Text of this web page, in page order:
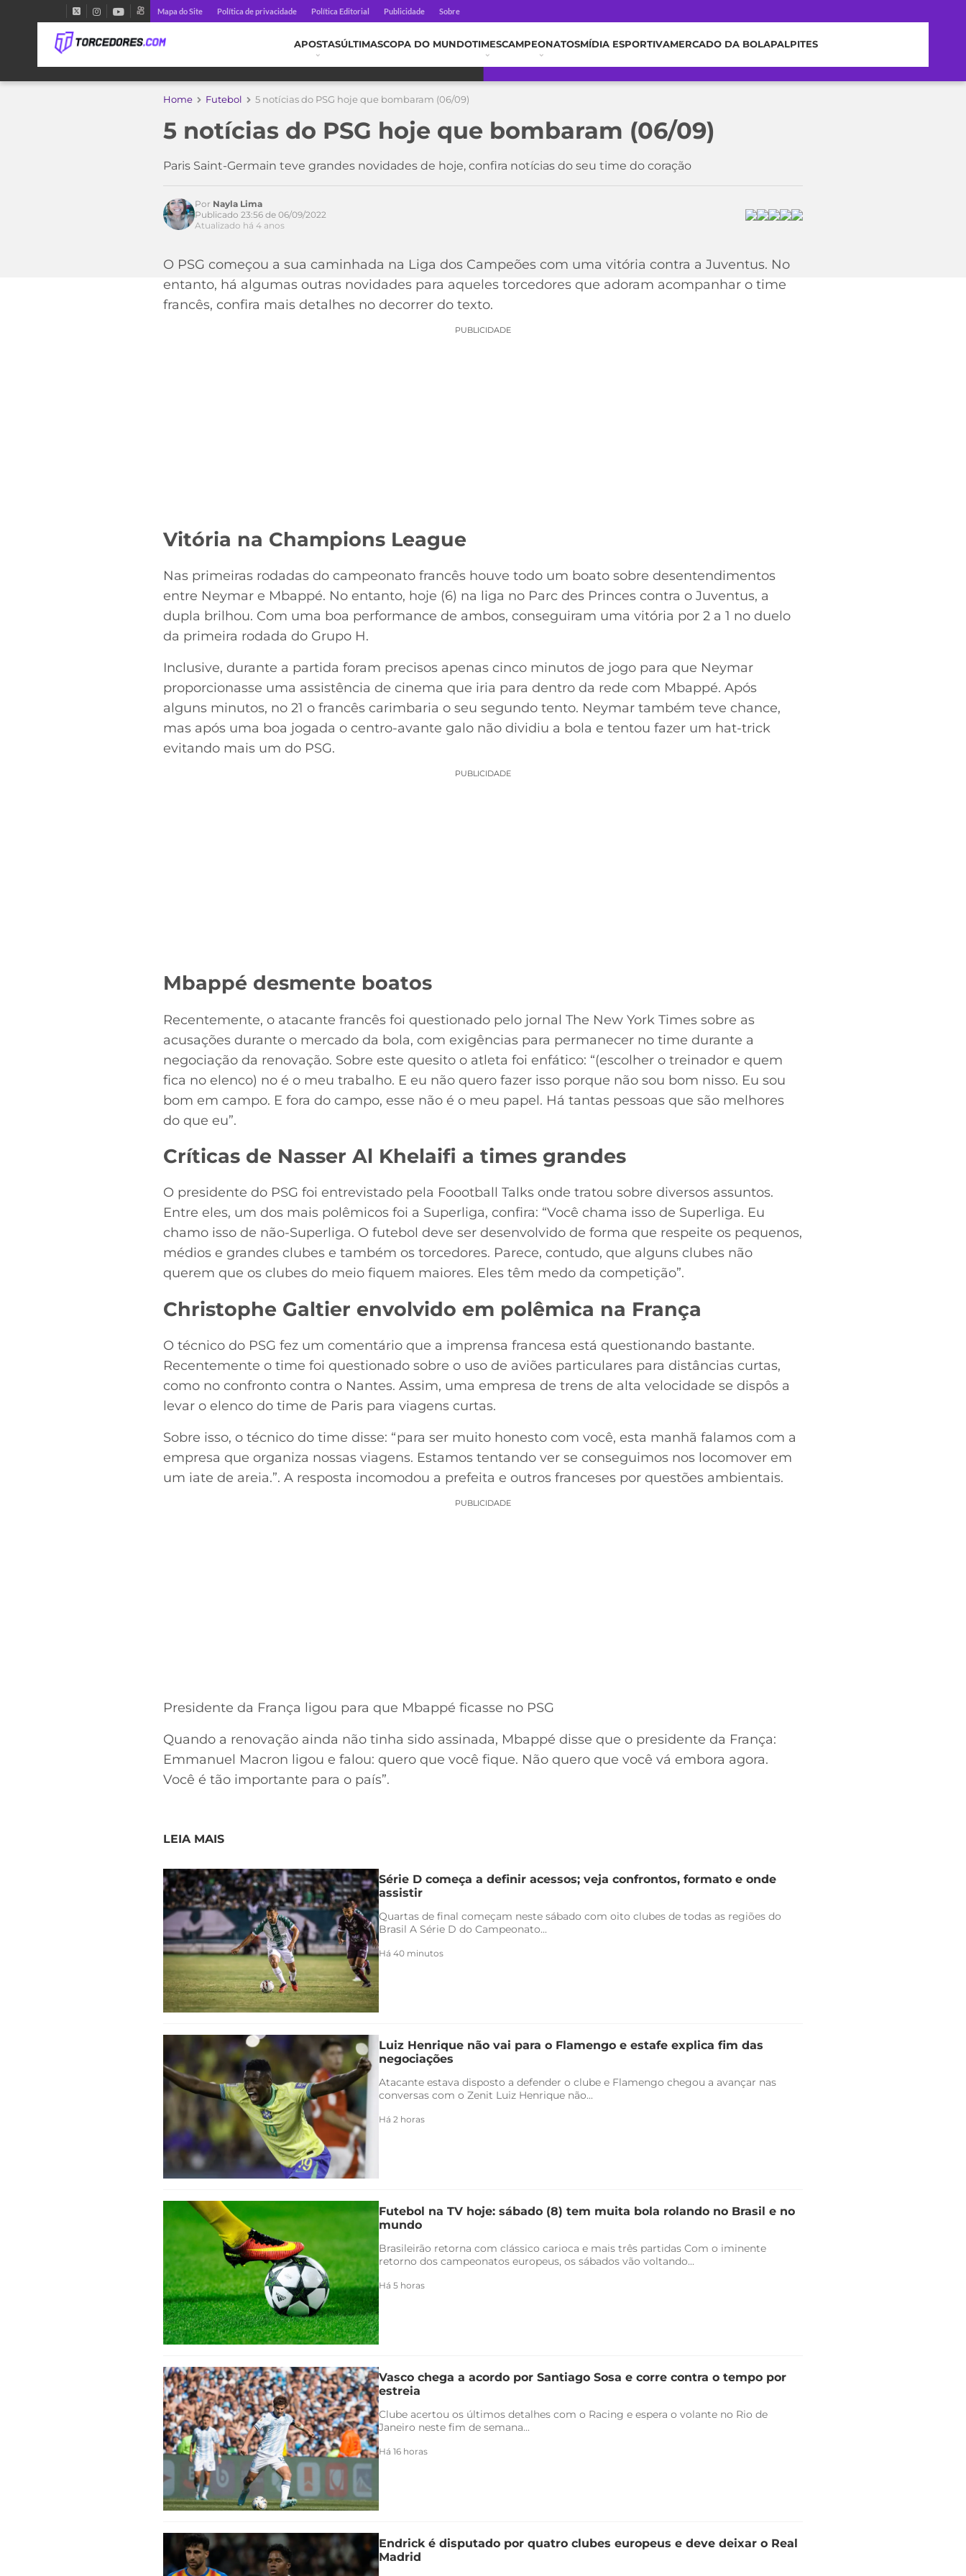
Mapa do Site Política de privacidade Política Editorial Publicidade Sobre
APOSTASÚLTIMASCOPA DO MUNDOTIMESCAMPEONATOSMÍDIA ESPORTIVAMERCADO DA BOLAPALPITES
Home Futebol 5 notícias do PSG hoje que bombaram (06/09)
5 notícias do PSG hoje que bombaram (06/09)
Paris Saint-Germain teve grandes novidades de hoje, confira notícias do seu time do coração
Por Nayla Lima
Publicado 23:56 de 06/09/2022
Atualizado há 4 anos
O PSG começou a sua caminhada na Liga dos Campeões com uma vitória contra a Juventus. No
entanto, há algumas outras novidades para aqueles torcedores que adoram acompanhar o time
francês, confira mais detalhes no decorrer do texto.
PUBLICIDADE
Vitória na Champions League
Nas primeiras rodadas do campeonato francês houve todo um boato sobre desentendimentos
entre Neymar e Mbappé. No entanto, hoje (6) na liga no Parc des Princes contra o Juventus, a
dupla brilhou. Com uma boa performance de ambos, conseguiram uma vitória por 2 a 1 no duelo
da primeira rodada do Grupo H.
Inclusive, durante a partida foram precisos apenas cinco minutos de jogo para que Neymar
proporcionasse uma assistência de cinema que iria para dentro da rede com Mbappé. Após
alguns minutos, no 21 o francês carimbaria o seu segundo tento. Neymar também teve chance,
mas após uma boa jogada o centro-avante galo não dividiu a bola e tentou fazer um hat-trick
evitando mais um do PSG.
PUBLICIDADE
Mbappé desmente boatos
Recentemente, o atacante francês foi questionado pelo jornal The New York Times sobre as
acusações durante o mercado da bola, com exigências para permanecer no time durante a
negociação da renovação. Sobre este quesito o atleta foi enfático: “(escolher o treinador e quem
fica no elenco) no é o meu trabalho. E eu não quero fazer isso porque não sou bom nisso. Eu sou
bom em campo. E fora do campo, esse não é o meu papel. Há tantas pessoas que são melhores
do que eu”.
Críticas de Nasser Al Khelaifi a times grandes
O presidente do PSG foi entrevistado pela Foootball Talks onde tratou sobre diversos assuntos.
Entre eles, um dos mais polêmicos foi a Superliga, confira: “Você chama isso de Superliga. Eu
chamo isso de não-Superliga. O futebol deve ser desenvolvido de forma que respeite os pequenos,
médios e grandes clubes e também os torcedores. Parece, contudo, que alguns clubes não
querem que os clubes do meio fiquem maiores. Eles têm medo da competição”.
Christophe Galtier envolvido em polêmica na França
O técnico do PSG fez um comentário que a imprensa francesa está questionando bastante.
Recentemente o time foi questionado sobre o uso de aviões particulares para distâncias curtas,
como no confronto contra o Nantes. Assim, uma empresa de trens de alta velocidade se dispôs a
levar o elenco do time de Paris para viagens curtas.
Sobre isso, o técnico do time disse: “para ser muito honesto com você, esta manhã falamos com a
empresa que organiza nossas viagens. Estamos tentando ver se conseguimos nos locomover em
um iate de areia.”. A resposta incomodou a prefeita e outros franceses por questões ambientais.
PUBLICIDADE
Presidente da França ligou para que Mbappé ficasse no PSG
Quando a renovação ainda não tinha sido assinada, Mbappé disse que o presidente da França:
Emmanuel Macron ligou e falou: quero que você fique. Não quero que você vá embora agora.
Você é tão importante para o país”.
LEIA MAIS
Série D começa a definir acessos; veja confrontos, formato e onde
assistir
Quartas de final começam neste sábado com oito clubes de todas as regiões do
Brasil A Série D do Campeonato...
Há 40 minutos
Luiz Henrique não vai para o Flamengo e estafe explica fim das
negociações
Atacante estava disposto a defender o clube e Flamengo chegou a avançar nas
conversas com o Zenit Luiz Henrique não...
Há 2 horas
Futebol na TV hoje: sábado (8) tem muita bola rolando no Brasil e no
mundo
Brasileirão retorna com clássico carioca e mais três partidas Com o iminente
retorno dos campeonatos europeus, os sábados vão voltando...
Há 5 horas
Vasco chega a acordo por Santiago Sosa e corre contra o tempo por
estreia
Clube acertou os últimos detalhes com o Racing e espera o volante no Rio de
Janeiro neste fim de semana...
Há 16 horas
Endrick é disputado por quatro clubes europeus e deve deixar o Real
Madrid